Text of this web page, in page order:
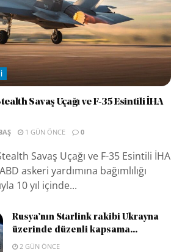
Savaş Uçağı ve F-35 Esintili İHA
1 GÜN ÖNCE 0
Savaş Uçağı ve F-35 Esintili İHA
askeri yardımına bağımlılığı
10 yıl içinde...
Rusya’nın Starlink rakibi Ukrayna
üzerinde düzenli kapsama...
2 GÜN ÖNCE